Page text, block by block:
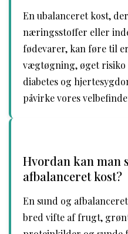
En ubalanceret kost,
næringsstoffer eller
fødevarer, kan føre til
vægtøgning, øget risiko
diabetes og
påvirke vores
Hvordan kan man
afbalanceret kost?
En sund og
bred vifte af frugt,